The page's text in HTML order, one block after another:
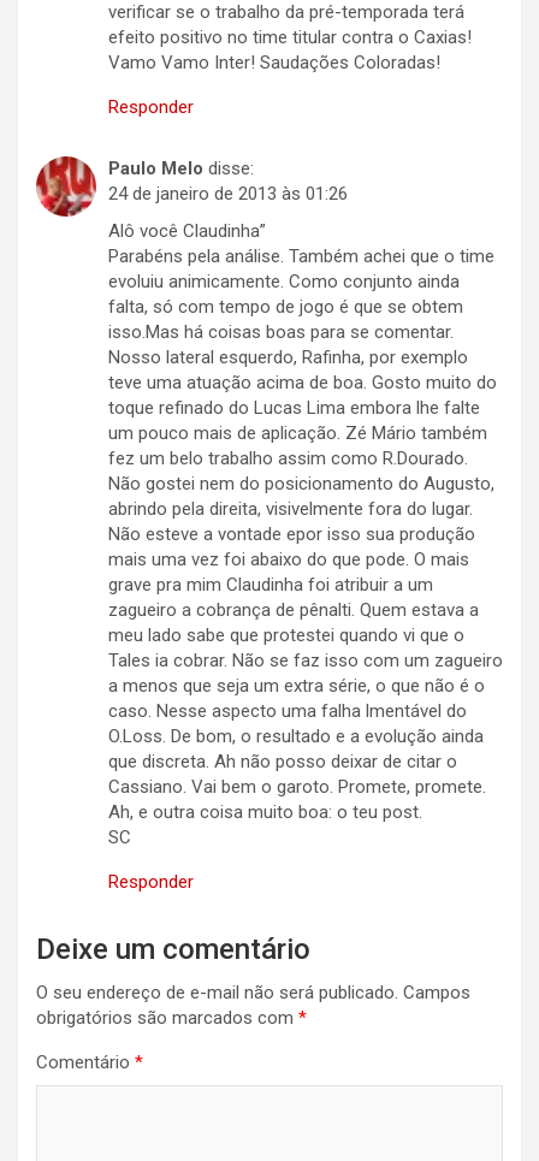
verificar se o trabalho da pré-temporada terá
efeito positivo no time titular contra o Caxias!
Vamo Vamo Inter! Saudações Coloradas!
Responder
Paulo Melo disse:
24 de janeiro de 2013 às 01:26
Alô você Claudinha”
Parabéns pela análise. Também achei que o time
evoluiu animicamente. Como conjunto ainda
falta, só com tempo de jogo é que se obtem
isso.Mas há coisas boas para se comentar.
Nosso lateral esquerdo, Rafinha, por exemplo
teve uma atuação acima de boa. Gosto muito do
toque refinado do Lucas Lima embora lhe falte
um pouco mais de aplicação. Zé Mário também
fez um belo trabalho assim como R.Dourado.
Não gostei nem do posicionamento do Augusto,
abrindo pela direita, visivelmente fora do lugar.
Não esteve a vontade epor isso sua produção
mais uma vez foi abaixo do que pode. O mais
grave pra mim Claudinha foi atribuir a um
zagueiro a cobrança de pênalti. Quem estava a
meu lado sabe que protestei quando vi que o
Tales ia cobrar. Não se faz isso com um zagueiro
a menos que seja um extra série, o que não é o
caso. Nesse aspecto uma falha lmentável do
O.Loss. De bom, o resultado e a evolução ainda
que discreta. Ah não posso deixar de citar o
Cassiano. Vai bem o garoto. Promete, promete.
Ah, e outra coisa muito boa: o teu post.
SC
Responder
Deixe um comentário
O seu endereço de e-mail não será publicado. Campos
obrigatórios são marcados com *
Comentário *